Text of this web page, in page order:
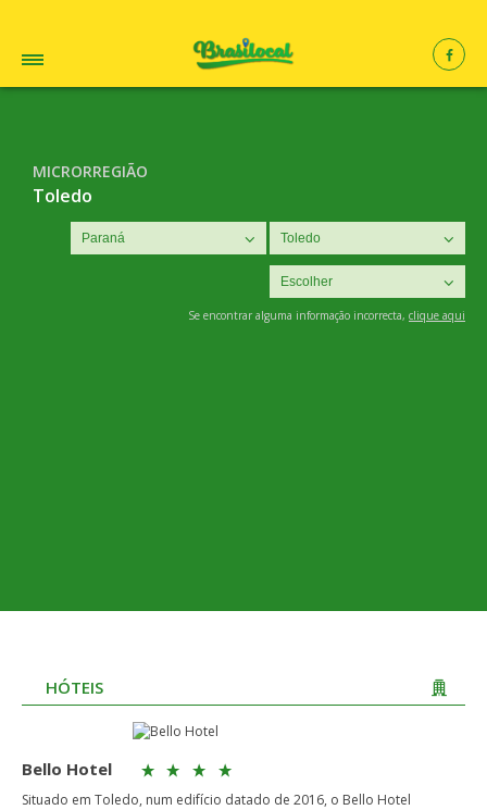
MICRORREGIÃO
Toledo
Se encontrar alguma informação incorrecta, clique aqui
HÓTEIS
Bello Hotel
Situado em Toledo, num edifício datado de 2016, o Bello Hotel